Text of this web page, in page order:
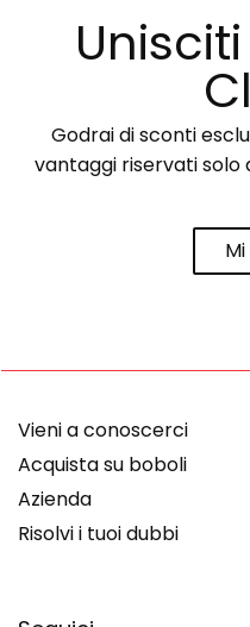
Godrai di sconti
vantaggi riservati solo
Vieni a conoscerci
Acquista su boboli
Azienda
Risolvi i tuoi dubbi